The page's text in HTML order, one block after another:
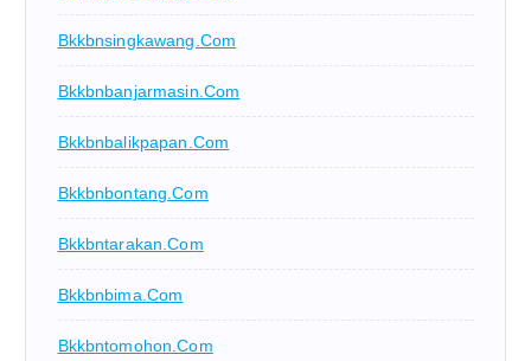
Bkkbnsingkawang.com
Bkkbnbanjarmasin.com
Bkkbnbalikpapan.com
Bkkbnbontang.com
Bkkbntarakan.com
Bkkbnbima.com
Bkkbntomohon.com